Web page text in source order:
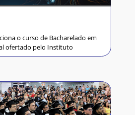
o curso de Bacharelado em
ofertado pelo Instituto